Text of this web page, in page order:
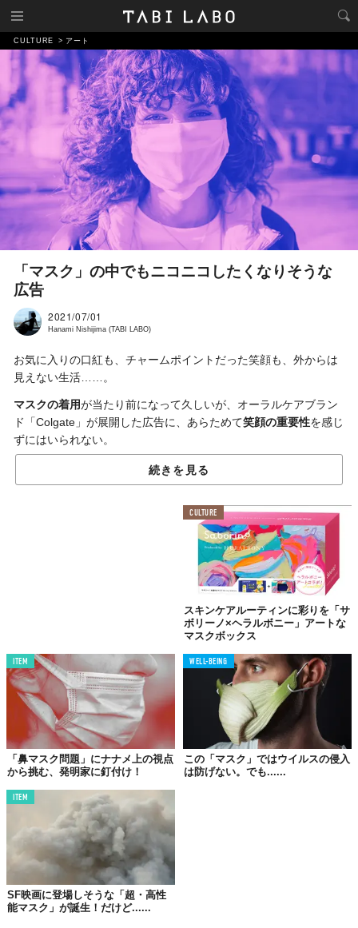
CULTURE アート
「マスク」の中でもニコニコしたくなりそうな
広告
2021/07/01
Hanami Nishijima (TABI LABO)
お気に入りの口紅も、チャームポイントだった笑顔も、外からは
見えない生活……。
マスクの着用が当たり前になって久しいが、オーラルケアブラン
ド「Colgate」が展開した広告に、あらためて笑顔の重要性を感じ
ずにはいられない。
©greatcampaigns / Instagram
カップル、夫婦、仲間たちが向かい合う写真に添えられ
Smiles always find a way ”というフレーズ。
英語圏ではお馴染みの表現、“You（I）wil always find a way.（道
は必ず見つかるはずさ）”における主語を、
ミソだ。
というのも、同ブランドが「笑顔はたんなる表情ではなく、人生
のあらゆる逆境に立ち向かう手段であり、生き方そのもの」と捉
えているから。
続きを見る
CULTURE
スキンケアルーティンに彩りを「サ
ボリーノ×ヘラルボニー」アートな
マスクボックス
ITEM
「鼻マスク問題」にナナメ上の視点
から挑む、発明家に釘付け！
WELL-BEING
この「マスク」ではウイルスの侵入
は防げない。でも......
ITEM
SF映画に登場しそうな「超・高性
能マスク」が誕生！だけど......